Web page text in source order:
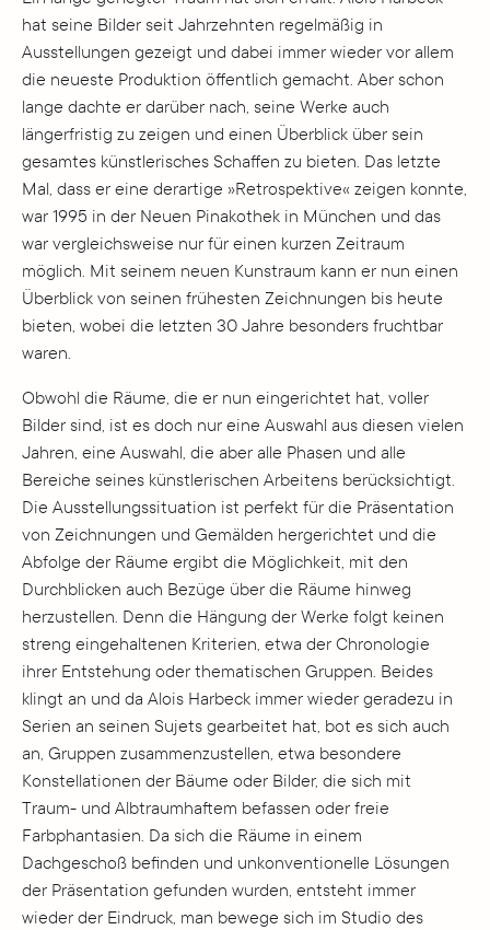
hat seine Bilder seit Jahrzehnten regelmäßig in
Ausstellungen gezeigt und dabei immer wieder vor allem
die neueste Produktion öffentlich gemacht. Aber schon
lange dachte er darüber nach, seine Werke auch
längerfristig zu zeigen und einen Überblick über sein
gesamtes künstlerisches Schaffen zu bieten. Das letzte
Mal, dass er eine derartige »Retrospektive« zeigen konnte,
war 1995 in der Neuen Pinakothek in München und das
war vergleichsweise nur für einen kurzen Zeitraum
möglich. Mit seinem neuen Kunstraum kann er nun einen
Überblick von seinen frühesten Zeichnungen bis heute
bieten, wobei die letzten 30 Jahre besonders fruchtbar
waren.
Obwohl die Räume, die er nun eingerichtet hat, voller
Bilder sind, ist es doch nur eine Auswahl aus diesen vielen
Jahren, eine Auswahl, die aber alle Phasen und alle
Bereiche seines künstlerischen Arbeitens berücksichtigt.
Die Ausstellungssituation ist perfekt für die Präsentation
von Zeichnungen und Gemälden hergerichtet und die
Abfolge der Räume ergibt die Möglichkeit, mit den
Durchblicken auch Bezüge über die Räume hinweg
herzustellen. Denn die Hängung der Werke folgt keinen
streng eingehaltenen Kriterien, etwa der Chronologie
ihrer Entstehung oder thematischen Gruppen. Beides
klingt an und da Alois Harbeck immer wieder geradezu in
Serien an seinen Sujets gearbeitet hat, bot es sich auch
an, Gruppen zusammenzustellen, etwa besondere
Konstellationen der Bäume oder Bilder, die sich mit
Traum- und Albtraumhaftem befassen oder freie
Farbphantasien. Da sich die Räume in einem
Dachgeschoß befinden und unkonventionelle Lösungen
der Präsentation gefunden wurden, entsteht immer
wieder der Eindruck, man bewege sich im Studio des